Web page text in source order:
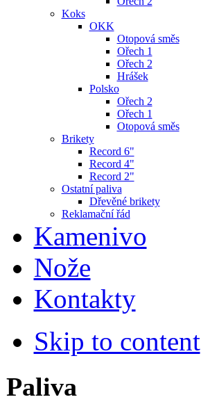
Koks
OKK
Otopová směs
Ořech 1
Ořech 2
Hrášek
Polsko
Ořech 2
Ořech 1
Otopová směs
Brikety
Record 6"
Record 4"
Record 2"
Ostatní paliva
Dřevěné brikety
Reklamační řád
Kamenivo
Nože
Kontakty
Skip to content
Paliva